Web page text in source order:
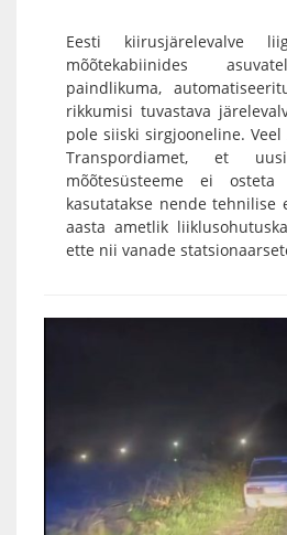
Eesti kiirusjärelevalve
mõõtekabiinides
paindlikuma,
rikkumisi tuvastava
pole siiski sirgjooneline. Veel
Transpordiamet, et
mõõtesüsteeme ei osteta
kasutatakse nende tehnilise
aasta ametlik
ette nii vanade